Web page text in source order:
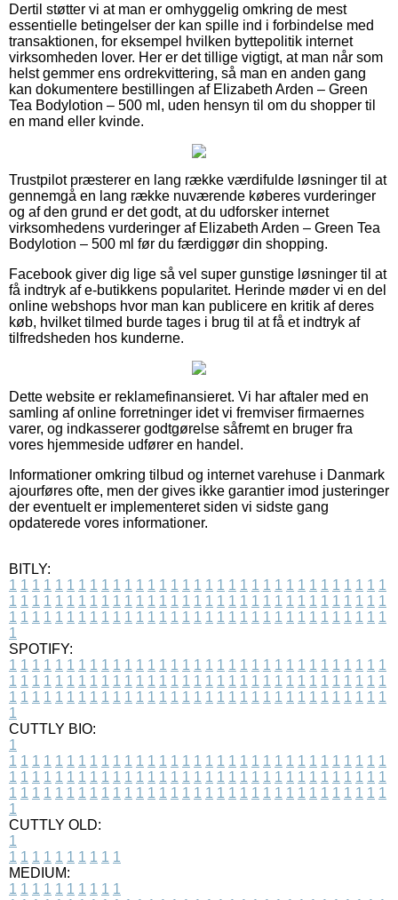
Dertil støtter vi at man er omhyggelig omkring de mest
essentielle betingelser der kan spille ind i forbindelse med
transaktionen, for eksempel hvilken byttepolitik internet
virksomheden lover. Her er det tillige vigtigt, at man når som
helst gemmer ens ordrekvittering, så man en anden gang
kan dokumentere bestillingen af Elizabeth Arden – Green
Tea Bodylotion – 500 ml, uden hensyn til om du shopper til
en mand eller kvinde.
Trustpilot præsterer en lang række værdifulde løsninger til at
gennemgå en lang række nuværende køberes vurderinger
og af den grund er det godt, at du udforsker internet
virksomhedens vurderinger af Elizabeth Arden – Green Tea
Bodylotion – 500 ml før du færdiggør din shopping.
Facebook giver dig lige så vel super gunstige løsninger til at
få indtryk af e-butikkens popularitet. Herinde møder vi en del
online webshops hvor man kan publicere en kritik af deres
køb, hvilket tilmed burde tages i brug til at få et indtryk af
tilfredsheden hos kunderne.
Dette website er reklamefinansieret. Vi har aftaler med en
samling af online forretninger idet vi fremviser firmaernes
varer, og indkasserer godtgørelse såfremt en bruger fra
vores hjemmeside udfører en handel.
Informationer omkring tilbud og internet varehuse i Danmark
ajourføres ofte, men der gives ikke garantier imod justeringer
der eventuelt er implementeret siden vi sidste gang
opdaterede vores informationer.
BITLY:
1 1 1 1 1 1 1 1 1 1 1 1 1 1 1 1 1 1 1 1 1 1 1 1 1 1 1 1 1 1 1 1 1
1 1 1 1 1 1 1 1 1 1 1 1 1 1 1 1 1 1 1 1 1 1 1 1 1 1 1 1 1 1 1 1 1
1 1 1 1 1 1 1 1 1 1 1 1 1 1 1 1 1 1 1 1 1 1 1 1 1 1 1 1 1 1 1 1 1
1
SPOTIFY:
1 1 1 1 1 1 1 1 1 1 1 1 1 1 1 1 1 1 1 1 1 1 1 1 1 1 1 1 1 1 1 1 1
1 1 1 1 1 1 1 1 1 1 1 1 1 1 1 1 1 1 1 1 1 1 1 1 1 1 1 1 1 1 1 1 1
1 1 1 1 1 1 1 1 1 1 1 1 1 1 1 1 1 1 1 1 1 1 1 1 1 1 1 1 1 1 1 1 1
1
CUTTLY BIO:
1
1 1 1 1 1 1 1 1 1 1 1 1 1 1 1 1 1 1 1 1 1 1 1 1 1 1 1 1 1 1 1 1 1
1 1 1 1 1 1 1 1 1 1 1 1 1 1 1 1 1 1 1 1 1 1 1 1 1 1 1 1 1 1 1 1 1
1 1 1 1 1 1 1 1 1 1 1 1 1 1 1 1 1 1 1 1 1 1 1 1 1 1 1 1 1 1 1 1 1
1
CUTTLY OLD:
1
1 1 1 1 1 1 1 1 1 1
MEDIUM:
1 1 1 1 1 1 1 1 1 1